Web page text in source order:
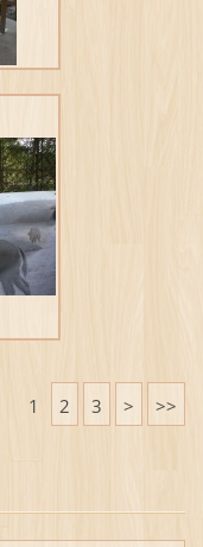
1 2 3 > >>